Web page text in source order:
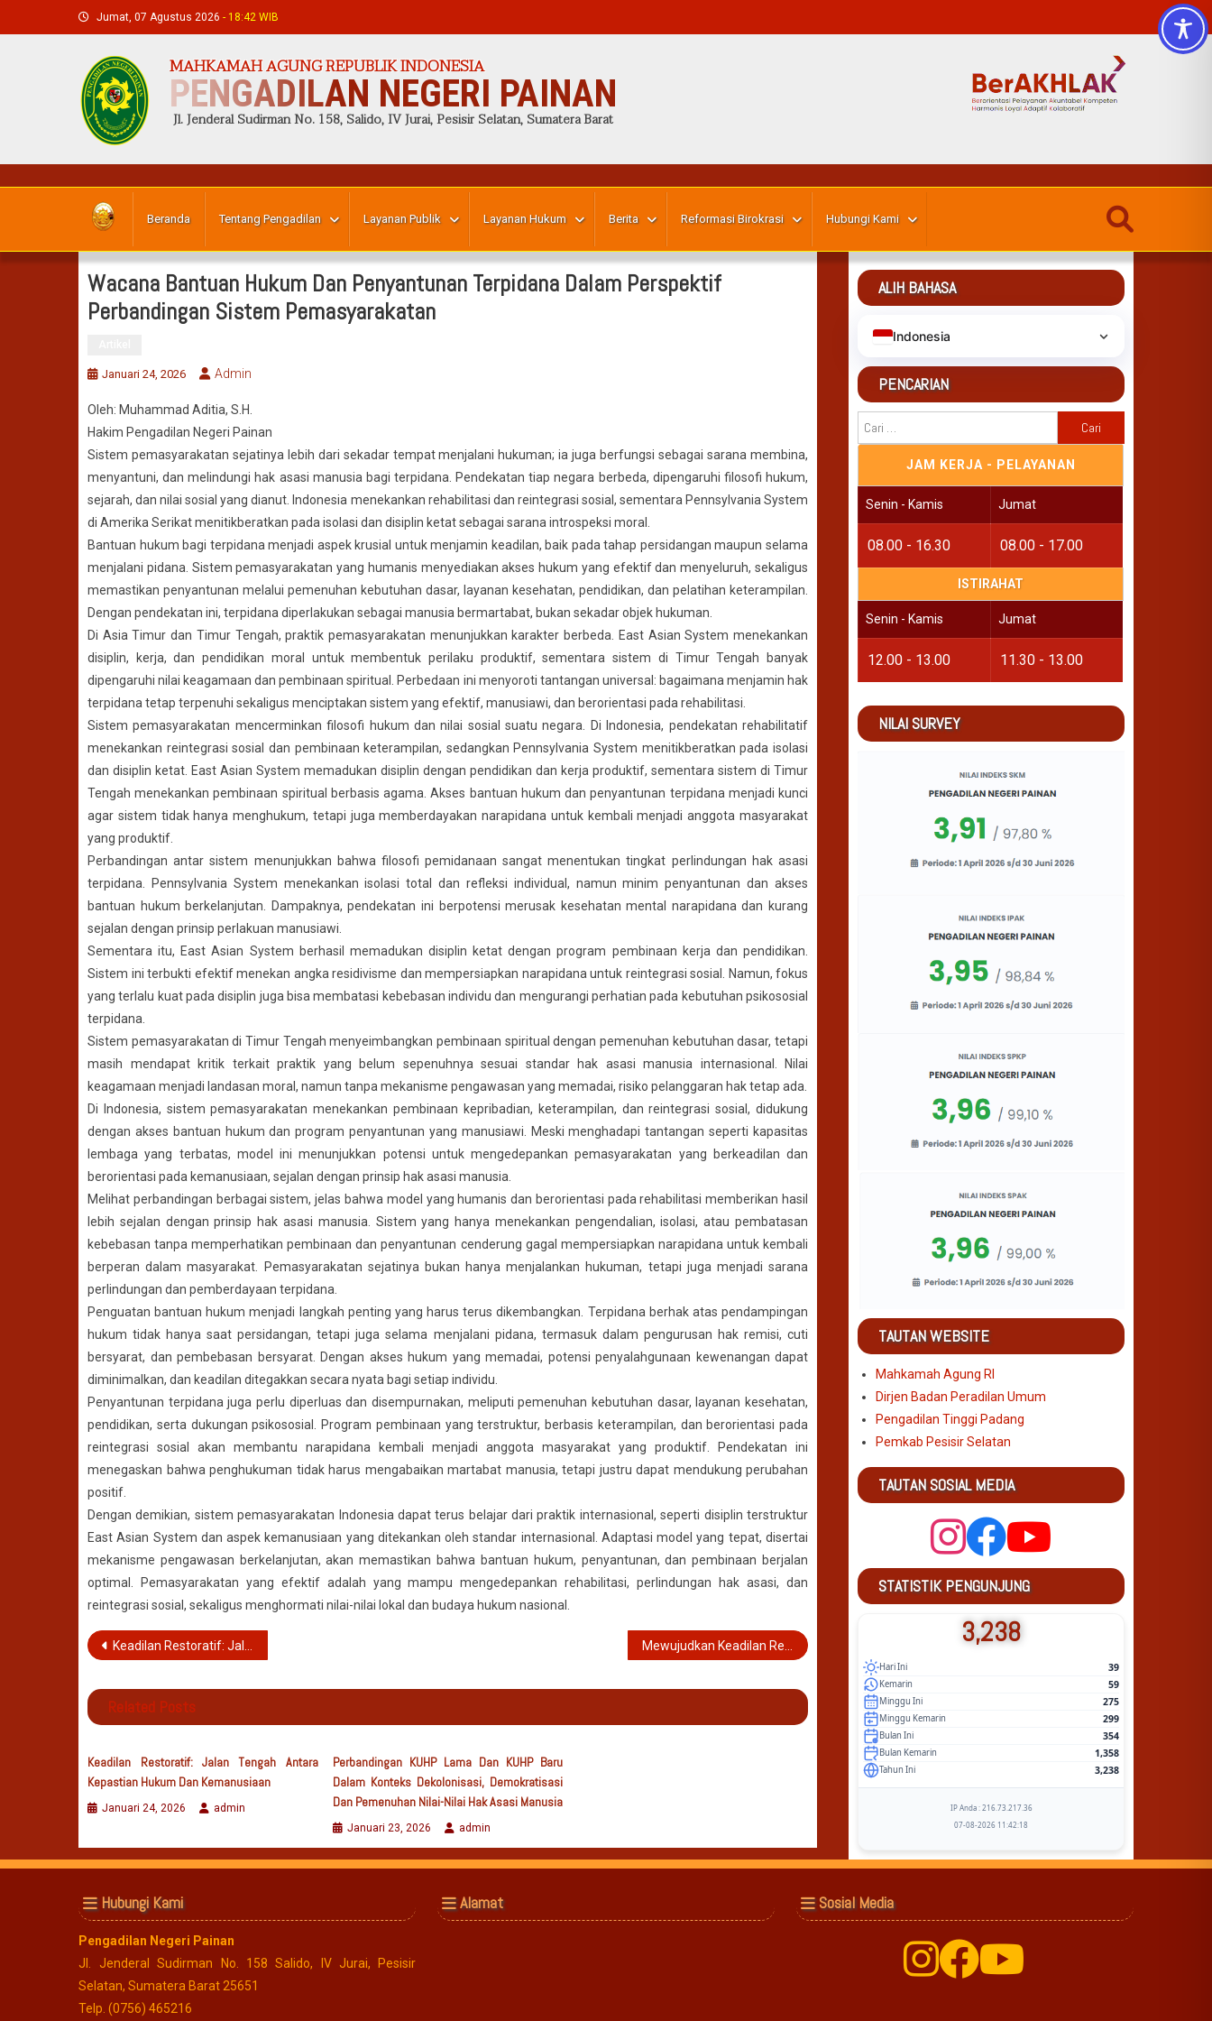
to
Jumat, 07 Agustus 2026 - 18:42 WIB
MAHKAMAH AGUNG REPUBLIK INDONESIA
PENGADILAN NEGERI PAINAN
Jl. Jenderal Sudirman No. 158, Salido, IV Jurai, Pesisir Selatan, Sumatera Barat
Beranda Tentang Pengadilan Layanan Publik Layanan Hukum Berita Reformasi Birokrasi Hubungi Kami
Wacana Bantuan Hukum Dan Penyantunan Terpidana Dalam Perspektif
Perbandingan Sistem Pemasyarakatan
Januari 24, 2026 Admin
Oleh: Muhammad Aditia, S.H.
Hakim Pengadilan Negeri Painan
Sistem pemasyarakatan sejatinya lebih dari sekadar tempat menjalani hukuman; ia juga berfungsi sebagai sarana membina,
menyantuni, dan melindungi hak asasi manusia bagi terpidana. Pendekatan tiap negara berbeda, dipengaruhi filosofi hukum,
sejarah, dan nilai sosial yang dianut. Indonesia menekankan rehabilitasi dan reintegrasi sosial, sementara Pennsylvania System
di Amerika Serikat menitikberatkan pada isolasi dan disiplin ketat sebagai sarana introspeksi moral.
Bantuan hukum bagi terpidana menjadi aspek krusial untuk menjamin keadilan, baik pada tahap persidangan maupun selama
menjalani pidana. Sistem pemasyarakatan yang humanis menyediakan akses hukum yang efektif dan menyeluruh, sekaligus
memastikan penyantunan melalui pemenuhan kebutuhan dasar, layanan kesehatan, pendidikan, dan pelatihan keterampilan.
Dengan pendekatan ini, terpidana diperlakukan sebagai manusia bermartabat, bukan sekadar objek hukuman.
Di Asia Timur dan Timur Tengah, praktik pemasyarakatan menunjukkan karakter berbeda. East Asian System menekankan
disiplin, kerja, dan pendidikan moral untuk membentuk perilaku produktif, sementara sistem di Timur Tengah banyak
dipengaruhi nilai keagamaan dan pembinaan spiritual. Perbedaan ini menyoroti tantangan universal: bagaimana menjamin hak
terpidana tetap terpenuhi sekaligus menciptakan sistem yang efektif, manusiawi, dan berorientasi pada rehabilitasi.
Sistem pemasyarakatan mencerminkan filosofi hukum dan nilai sosial suatu negara. Di Indonesia, pendekatan rehabilitatif
menekankan reintegrasi sosial dan pembinaan keterampilan, sedangkan Pennsylvania System menitikberatkan pada isolasi
dan disiplin ketat. East Asian System memadukan disiplin dengan pendidikan dan kerja produktif, sementara sistem di Timur
Tengah menekankan pembinaan spiritual berbasis agama. Akses bantuan hukum dan penyantunan terpidana menjadi kunci
agar sistem tidak hanya menghukum, tetapi juga memberdayakan narapidana untuk kembali menjadi anggota masyarakat
yang produktif.
Perbandingan antar sistem menunjukkan bahwa filosofi pemidanaan sangat menentukan tingkat perlindungan hak asasi
terpidana. Pennsylvania System menekankan isolasi total dan refleksi individual, namun minim penyantunan dan akses
bantuan hukum berkelanjutan. Dampaknya, pendekatan ini berpotensi merusak kesehatan mental narapidana dan kurang
sejalan dengan prinsip perlakuan manusiawi.
Sementara itu, East Asian System berhasil memadukan disiplin ketat dengan program pembinaan kerja dan pendidikan.
Sistem ini terbukti efektif menekan angka residivisme dan mempersiapkan narapidana untuk reintegrasi sosial. Namun, fokus
yang terlalu kuat pada disiplin juga bisa membatasi kebebasan individu dan mengurangi perhatian pada kebutuhan psikososial
terpidana.
Sistem pemasyarakatan di Timur Tengah menyeimbangkan pembinaan spiritual dengan pemenuhan kebutuhan dasar, tetapi
masih mendapat kritik terkait praktik yang belum sepenuhnya sesuai standar hak asasi manusia internasional. Nilai
keagamaan menjadi landasan moral, namun tanpa mekanisme pengawasan yang memadai, risiko pelanggaran hak tetap ada.
Di Indonesia, sistem pemasyarakatan menekankan pembinaan kepribadian, keterampilan, dan reintegrasi sosial, didukung
dengan akses bantuan hukum dan program penyantunan yang manusiawi. Meski menghadapi tantangan seperti kapasitas
lembaga yang terbatas, model ini menunjukkan potensi untuk mengedepankan pemasyarakatan yang berkeadilan dan
berorientasi pada kemanusiaan, sejalan dengan prinsip hak asasi manusia.
Melihat perbandingan berbagai sistem, jelas bahwa model yang humanis dan berorientasi pada rehabilitasi memberikan hasil
lebih sejalan dengan prinsip hak asasi manusia. Sistem yang hanya menekankan pengendalian, isolasi, atau pembatasan
kebebasan tanpa memperhatikan pembinaan dan penyantunan cenderung gagal mempersiapkan narapidana untuk kembali
berperan dalam masyarakat. Pemasyarakatan sejatinya bukan hanya menjalankan hukuman, tetapi juga menjadi sarana
perlindungan dan pemberdayaan terpidana.
Penguatan bantuan hukum menjadi langkah penting yang harus terus dikembangkan. Terpidana berhak atas pendampingan
hukum tidak hanya saat persidangan, tetapi juga selama menjalani pidana, termasuk dalam pengurusan hak remisi, cuti
bersyarat, dan pembebasan bersyarat. Dengan akses hukum yang memadai, potensi penyalahgunaan kewenangan dapat
diminimalkan, dan keadilan ditegakkan secara nyata bagi setiap individu.
Penyantunan terpidana juga perlu diperluas dan disempurnakan, meliputi pemenuhan kebutuhan dasar, layanan kesehatan,
pendidikan, serta dukungan psikososial. Program pembinaan yang terstruktur, berbasis keterampilan, dan berorientasi pada
reintegrasi sosial akan membantu narapidana kembali menjadi anggota masyarakat yang produktif. Pendekatan ini
menegaskan bahwa penghukuman tidak harus mengabaikan martabat manusia, tetapi justru dapat mendukung perubahan
positif.
Dengan demikian, sistem pemasyarakatan Indonesia dapat terus belajar dari praktik internasional, seperti disiplin terstruktur
East Asian System dan aspek kemanusiaan yang ditekankan oleh standar internasional. Adaptasi model yang tepat, disertai
mekanisme pengawasan berkelanjutan, akan memastikan bahwa bantuan hukum, penyantunan, dan pembinaan berjalan
optimal. Pemasyarakatan yang efektif adalah yang mampu mengedepankan rehabilitasi, perlindungan hak asasi, dan
reintegrasi sosial, sekaligus menghormati nilai-nilai lokal dan budaya hukum nasional.
Navigasi
pos
Keadilan Restoratif: Jalan Tengah antara Kepastian Hukum dan Kemanusiaan
Related Posts
Keadilan Restoratif: Jalan Tengah Antara
Kepastian Hukum Dan Kemanusiaan
Januari 24, 2026 admin
Perbandingan KUHP Lama Dan KUHP Baru
Dalam Konteks Dekolonisasi, Demokratisasi
Dan Pemenuhan Nilai-Nilai Hak Asasi Manusia
Januari 23, 2026 admin
ALIH BAHASA
Indonesia
PENCARIAN
untuk:
JAM KERJA - PELAYANAN
Senin - Kamis Jumat
08.00 - 16.30 08.00 - 17.00
ISTIRAHAT
Senin - Kamis Jumat
12.00 - 13.00 11.30 - 13.00
NILAI SURVEY
TAUTAN WEBSITE
Mahkamah Agung RI
Dirjen Badan Peradilan Umum
Pengadilan Tinggi Padang
Pemkab Pesisir Selatan
TAUTAN SOSIAL MEDIA
STATISTIK PENGUNJUNG
3,238
Hari Ini 39
Kemarin 59
Minggu Ini 275
Minggu Kemarin 299
Bulan Ini 354
Bulan Kemarin 1,358
Tahun Ini 3,238
IP Anda : 216.73.217.36
07-08-2026 11:42:18
Hubungi Kami
Pengadilan Negeri Painan
Jl. Jenderal Sudirman No. 158 Salido, IV Jurai, Pesisir
Selatan, Sumatera Barat 25651
Telp. (0756) 465216
Alamat Sosial Media